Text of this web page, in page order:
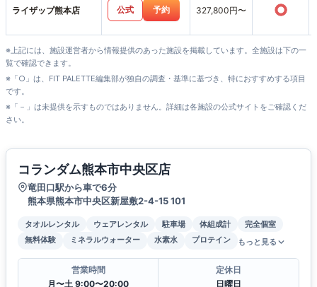
ライザップ熊本店 公式 予約 327,800円〜 ○
※上記には、施設運営者から情報提供のあった施設を掲載しています。全施設は下の一
覧で確認できます。
※「○」は、FIT PALETTE編集部が独自の調査・基準に基づき、特におすすめする項目
です。
※「－」は未提供を示すものではありません。詳細は各施設の公式サイトをご確認くだ
さい。
コランダム熊本市中央区店
竜田口駅から車で6分
熊本県熊本市中央区新屋敷2-4-15 101
タオルレンタル ウェアレンタル 駐車場 体組成計
完全個室
無料体験
ミネラルウォーター 水素水 プロテイン もっと見る
営業時間
月〜土 9:00〜20:00
定休日
日曜日